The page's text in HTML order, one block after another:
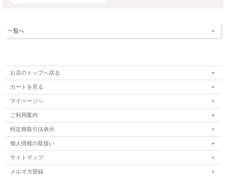
一覧へ
お店のトップへ戻る
カートを見る
マイページへ
ご利用案内
特定商取引法表示
個人情報の取扱い
サイトマップ
メルマガ登録